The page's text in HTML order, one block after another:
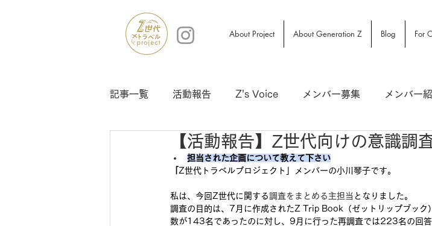
About Project About Generation Z Blog For
記事一覧 活動報告 Z's Voice メンバー募集 メンバー
【活動報告】Z世代向けの意識調
担当された企画について教えて下さい
Z世代トラベルプロジェクト」 メンバーの小川琴子です。
私は、今回Z世代に関する調査をまとめる主担当 となりました。
調査の目的は、7月に作成されたZ Trip Book（ゼットリップブック
数が143名であったのに対し、9月に行った再調査では223名の回